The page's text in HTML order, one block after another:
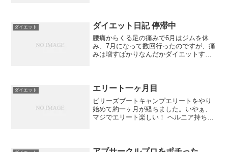
回は出来...
ダイエット ダイエット日記 停滞中
腰痛からくる足の痛みで6月はジムを休
み、7月になって数回行ったのですが、痛
みは増すばかりなんだかダイエットする
を知りたいのですが新し...
ダイエット エリート一ヶ月目
ビリーズブートキャンプエリートをやり
始めて約一ヶ月が経ちました。いやぁ、
マジでエリート楽しい！ ヘルニア持ちと
が一ヶ月ぐらいしてから...